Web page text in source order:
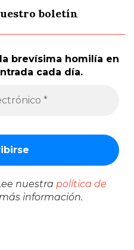
boletín
brevísima homilía en
cada día.
nuestra política de
información.